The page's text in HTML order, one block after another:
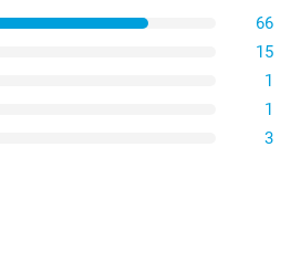
66
15
1
1
3